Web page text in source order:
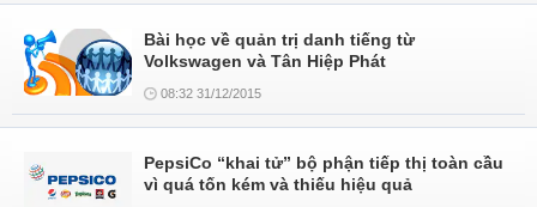
Bài học về quản trị danh tiếng từ
Volkswagen và Tân Hiệp Phát
08:32 31/12/2015
PepsiCo “khai tử” bộ phận tiếp thị toàn cầu
vì quá tốn kém và thiếu hiệu quả